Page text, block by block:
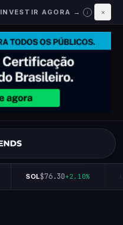
INVESTIR AGORA → i ×
SOL$76.30+2.10%